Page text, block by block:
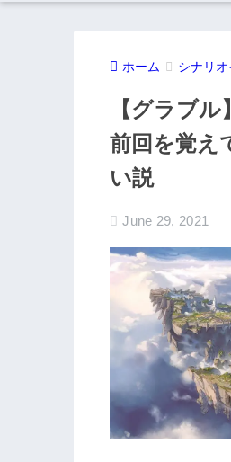
ホーム シナリ
【グラブ
前回を覚え
い説
June 29, 2021